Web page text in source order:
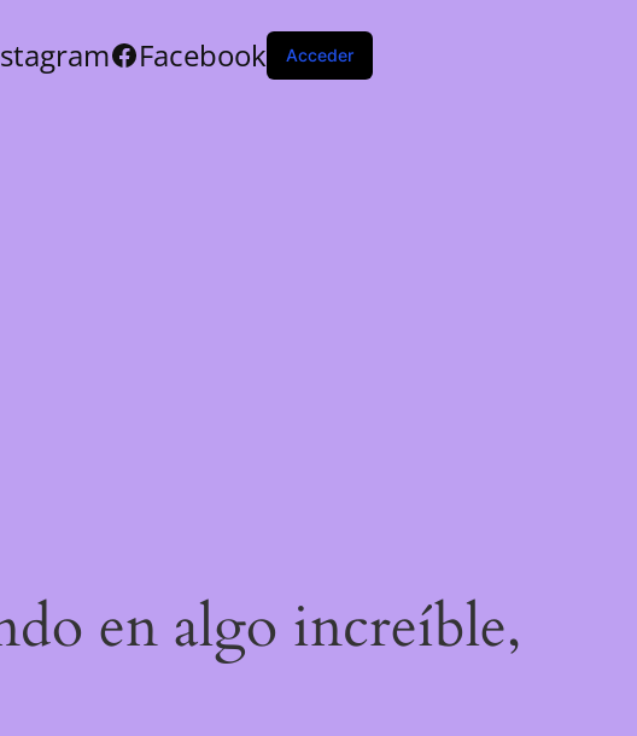
Facebook Acceder
en algo increíble,